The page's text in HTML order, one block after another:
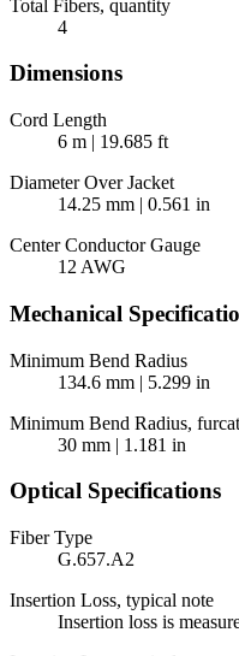
Total Fibers, quantity
4
Dimensions
Cord Length
6 m | 19.685 ft
Diameter Over Jacket
14.25 mm | 0.561 in
Center Conductor Gauge
12 AWG
Mechanical
Minimum Bend Radius
134.6 mm | 5.299 in
Minimum Bend Radius,
30 mm | 1.181 in
Optical Specifications
Fiber Type
G.657.A2
Insertion Loss, typical note
Insertion loss is